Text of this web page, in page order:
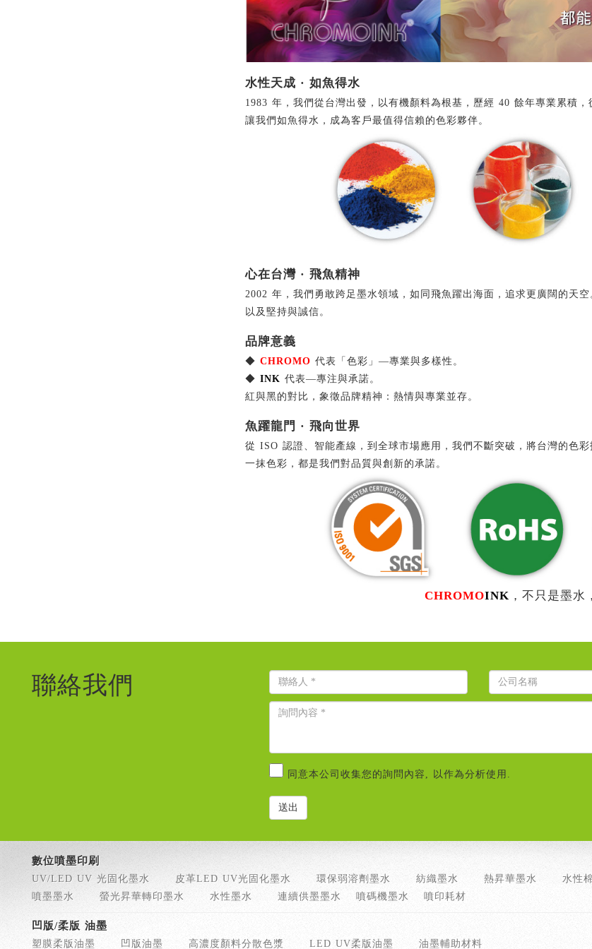
水性天成 · 如魚得水
1983 年，我們從台灣出發，以有機顏料為根基，歷經 40 餘年專業累積
讓我們如魚得水，成為客戶最值得信賴的色彩夥伴。
心在台灣 · 飛魚精神
2002 年，我們勇敢跨足墨水領域，如同飛魚躍出海面，追求更廣闊的天
以及堅持與誠信。
品牌意義
◆CHROMO 代表「色彩」—專業與多樣性。
◆INK 代表—專注與承諾。
紅與黑的對比，象徵品牌精神：熱情與專業並存。
魚躍龍門 · 飛向世界
從 ISO 認證、智能產線，到全球市場應用，我們不斷突破，將台灣的色
一抹色彩，都是我們對品質與創新的承諾。
CHROMOINK ，不只是墨水
聯絡我們
同意本公司收集您的詢問內容, 以作為分析使用.
數位噴墨印刷
UV/LED UV 光固化墨水 皮革LED UV光固化墨水 環保弱溶劑墨水 紡織墨水 熱昇華墨水
水性
噴墨墨水
螢光昇華轉印墨水 水性墨水 連續供墨墨水 噴碼機墨水 噴印耗材
凹版/柔版 油墨
塑膜柔版油墨 凹版油墨 高濃度顏料分散色漿 LED UV柔版油墨 油墨輔助材料